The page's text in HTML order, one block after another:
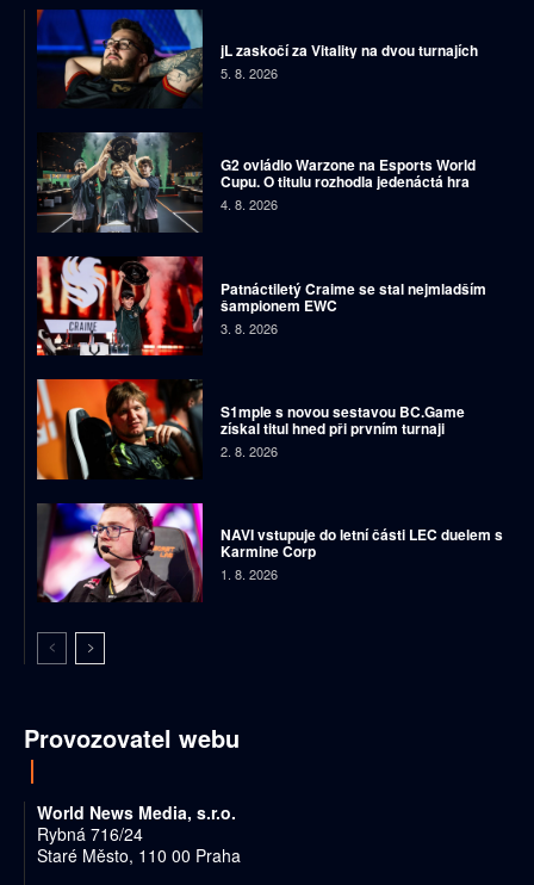
jL zaskočí za Vitality na dvou turnajích
5. 8. 2026
G2 ovládlo Warzone na Esports World
Cupu. O titulu rozhodla jedenáctá hra
4. 8. 2026
Patnáctiletý Craime se stal nejmladším
šampionem EWC
3. 8. 2026
S1mple s novou sestavou BC.Game
získal titul hned při prvním turnaji
2. 8. 2026
NAVI vstupuje do letní části LEC duelem s
Karmine Corp
1. 8. 2026
Provozovatel webu
World News Media, s.r.o.
Rybná 716/24
Staré Město, 110 00 Praha